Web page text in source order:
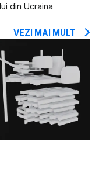
din Ucraina
VEZI MAI MULT